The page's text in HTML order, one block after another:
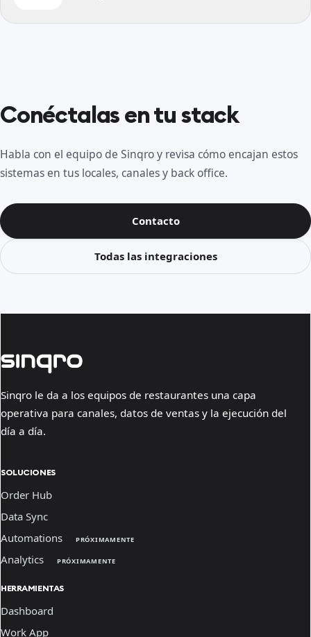
Conéctalas en tu stack
Habla con el equipo de Sinqro y revisa cómo encajan estos
sistemas en tus locales, canales y back office.
Contacto
Todas las integraciones
Sinqro le da a los equipos de restaurantes una capa
operativa para canales, datos de ventas y la ejecución del
día a día.
SOLUCIONES
Order Hub
Data Sync
Automations
PRÓXIMAMENTE
Analytics PRÓXIMAMENTE
HERRAMIENTAS
Dashboard
Work App